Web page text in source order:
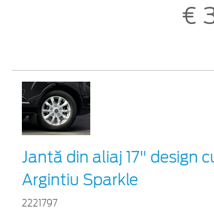
€
Jantă din aliaj 17" design
Argintiu Sparkle
2221797